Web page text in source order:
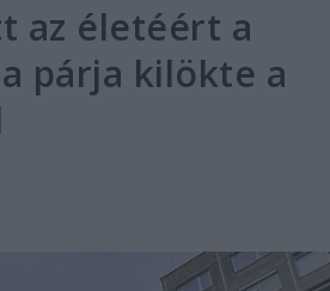
az életéért a
párja kilökte a